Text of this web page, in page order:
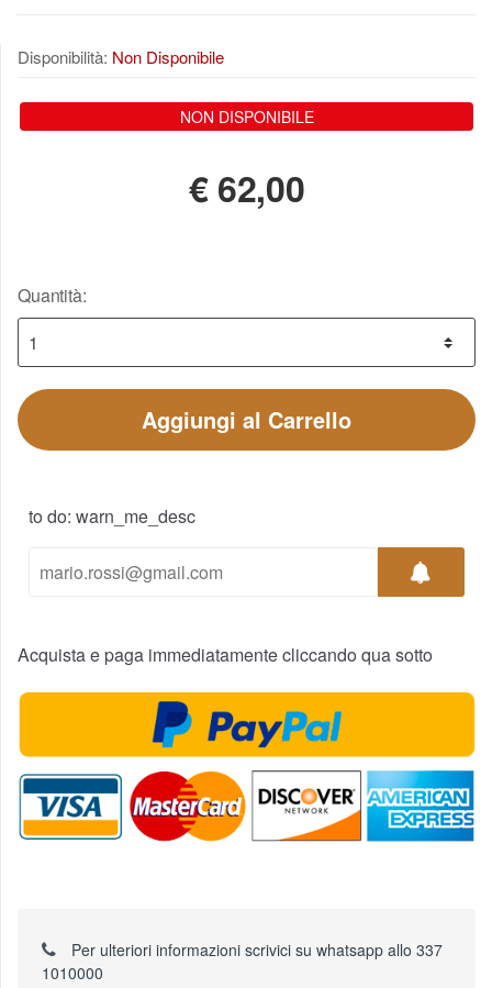
Disponibilità: Non Disponibile
NON DISPONIBILE
€62,00
Quantità:
Aggiungi al Carrello
to do: warn_me_desc
Acquista e paga immediatamente cliccando qua sotto
Per ulteriori informazioni scrivici su whatsapp allo 337
1010000